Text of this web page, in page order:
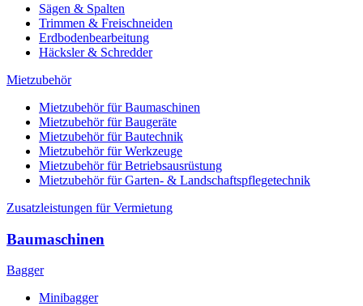
Sägen & Spalten
Trimmen & Freischneiden
Erdbodenbearbeitung
Häcksler & Schredder
Mietzubehör
Mietzubehör für Baumaschinen
Mietzubehör für Baugeräte
Mietzubehör für Bautechnik
Mietzubehör für Werkzeuge
Mietzubehör für Betriebsausrüstung
Mietzubehör für Garten- & Landschaftspflegetechnik
Zusatzleistungen für Vermietung
Baumaschinen
Bagger
Minibagger